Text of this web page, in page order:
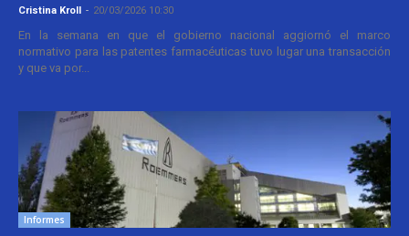
Cristina Kroll - 20/03/2026 10:30
En la semana en que el gobierno nacional aggiornó el marco
normativo para las patentes farmacéuticas tuvo lugar una transacción
y que va por...
Informes